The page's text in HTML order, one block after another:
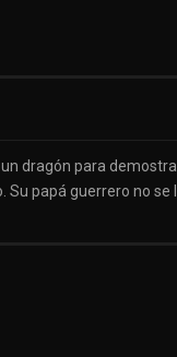
dragón para
papá guerrero no